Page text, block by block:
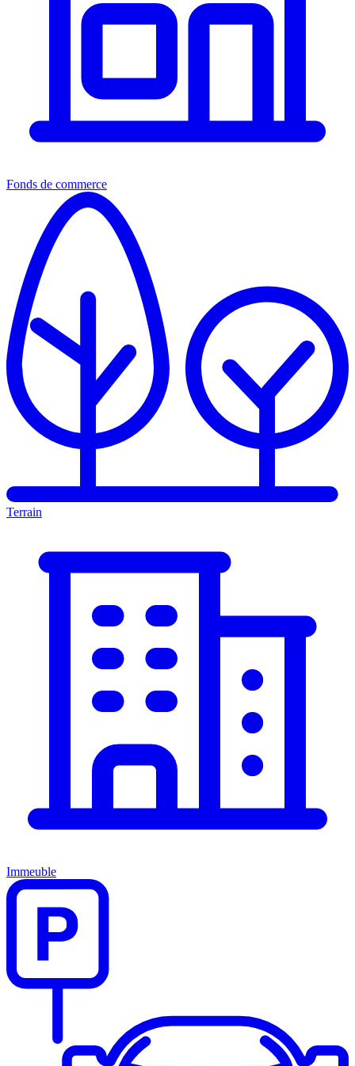
Fonds de commerce
Terrain
Immeuble